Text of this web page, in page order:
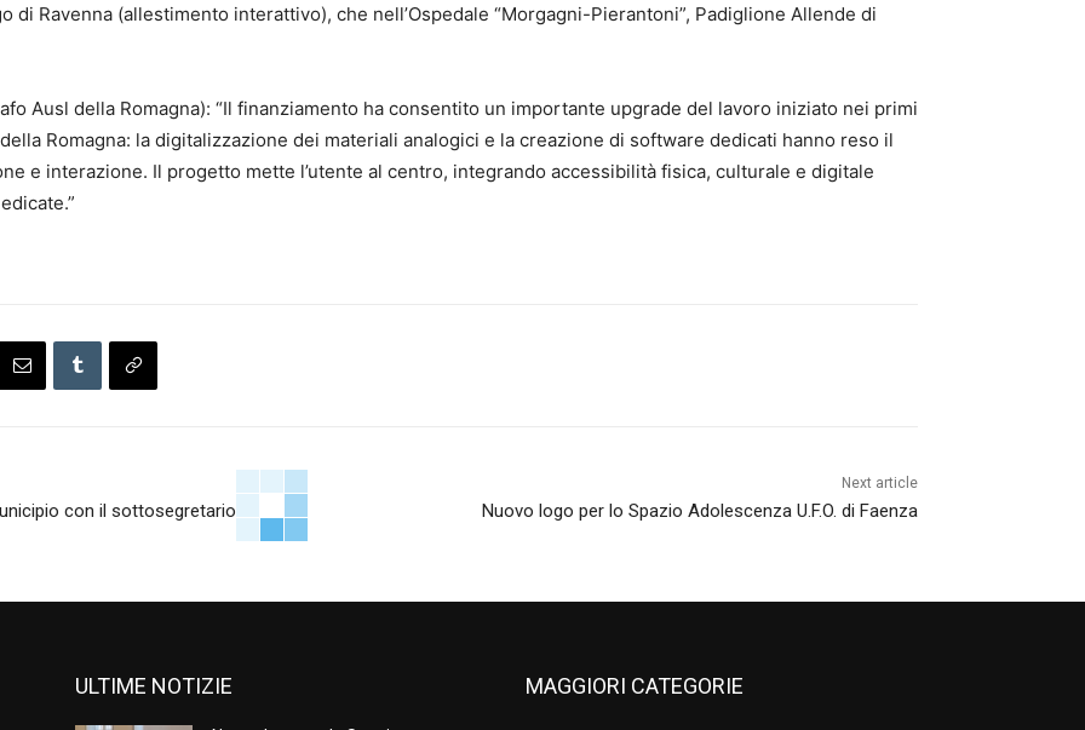
di Ravenna (allestimento interattivo), che nell’Ospedale “Morgagni-Pierantoni”, Padiglione Allende di
Ausl della Romagna): “Il finanziamento ha consentito un importante upgrade del lavoro iniziato nei primi
Romagna: la digitalizzazione dei materiali analogici e la creazione di software dedicati hanno reso il
e interazione. Il progetto mette l’utente al centro, integrando accessibilità fisica, culturale e digitale
con il sottosegretario
Next article
Nuovo logo per lo Spazio Adolescenza U.F.O. di Faenza
ULTIME NOTIZIE MAGGIORI CATEGORIE